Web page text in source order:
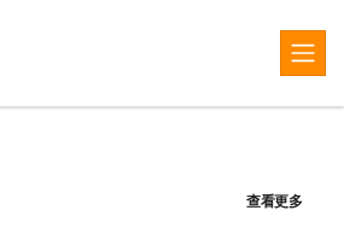
查看更多